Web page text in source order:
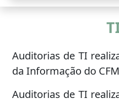
Auditorias de TI
da Informação do CFM
Auditorias de TI